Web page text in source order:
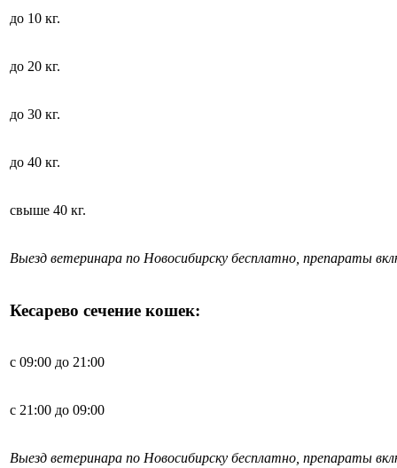
до 10 кг.
до 20 кг.
до 30 кг.
до 40 кг.
свыше 40 кг.
Выезд ветеринара по Новосибирску бесплатно, препараты
Кесарево сечение кошек:
с 09:00 до 21:00
с 21:00 до 09:00
Выезд ветеринара по Новосибирску бесплатно, препараты